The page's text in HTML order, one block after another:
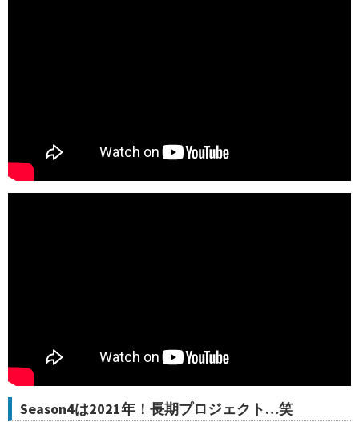
Season4は2021年！長期プロジェクト…笑